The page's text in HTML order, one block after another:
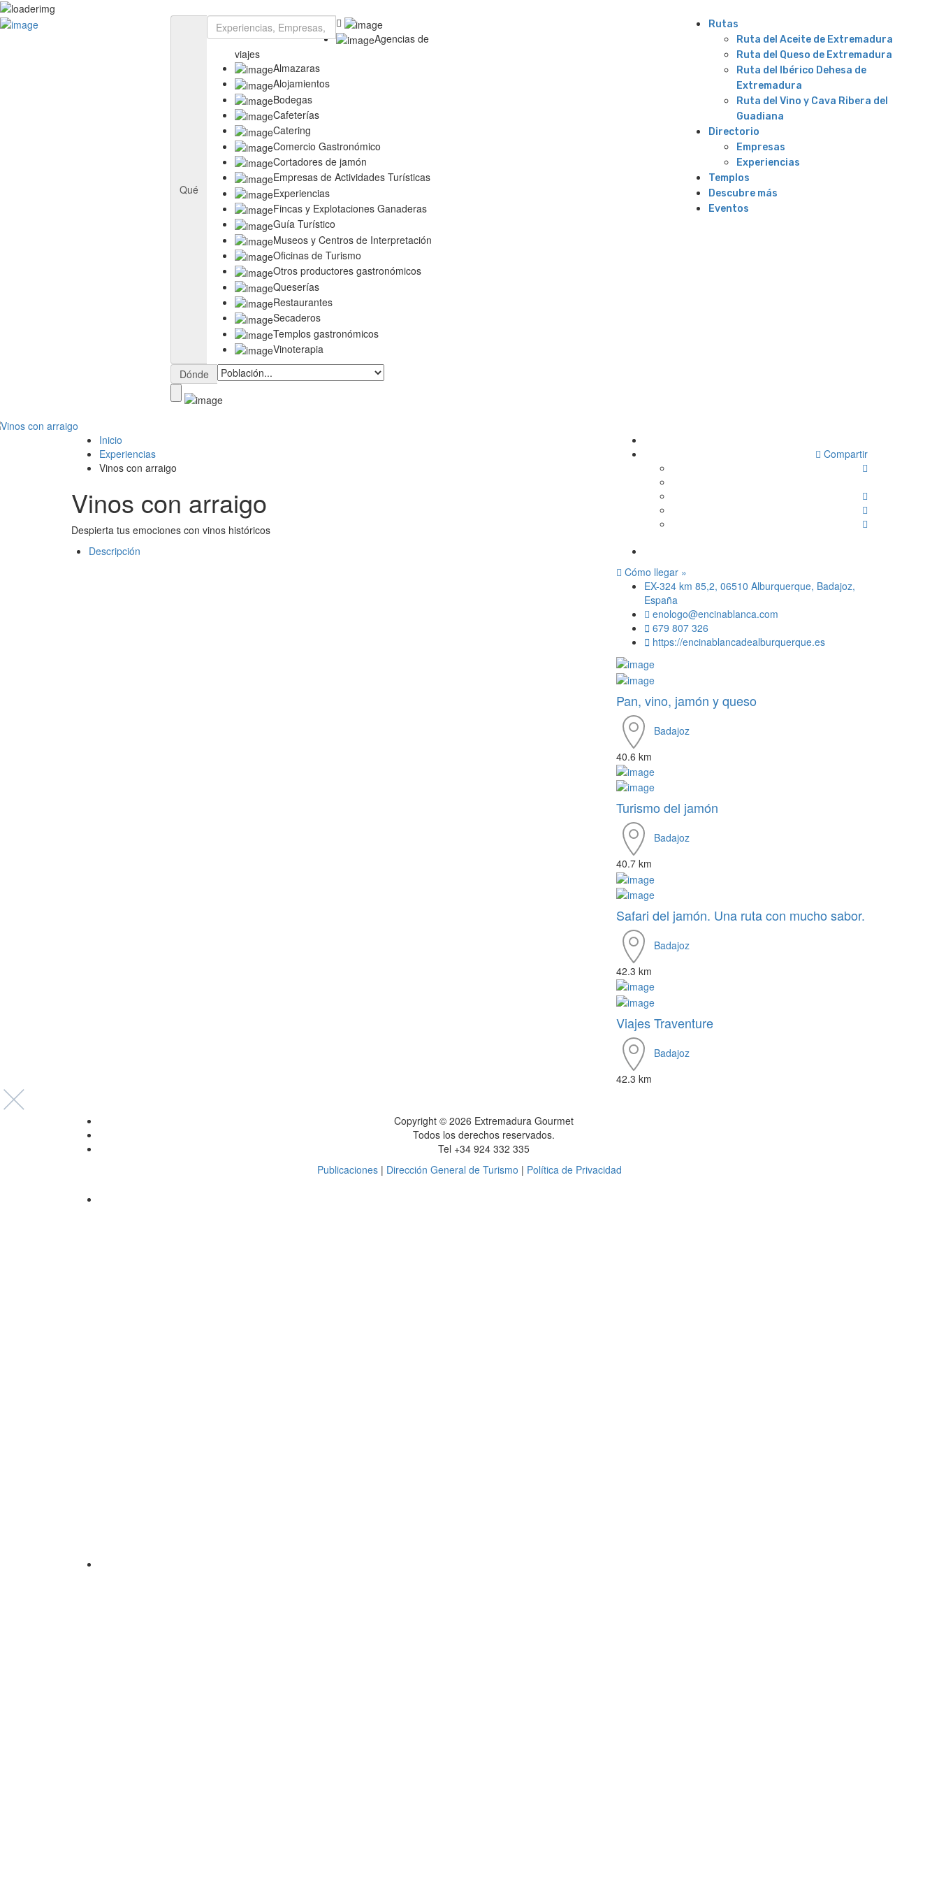
Rutas
Ruta del Aceite de Extremadura
Ruta del Ibérico Dehesa de Extremadura
Ruta del Vino y Cava Ribera del Guadiana
Qué
Agencias de
viajes
Almazaras
Alojamientos
Bodegas
Cafeterías
Catering
Comercio Gastronómico
Cortadores de jamón
Empresas de Actividades Turísticas
Experiencias
Fincas y Explotaciones Ganaderas
Guía Turístico
Museos y Centros de Interpretación
Oficinas de Turismo
Otros productores gastronómicos
Queserías
Restaurantes
Secaderos
Templos gastronómicos
Vinoterapia
Dónde
Rutas
Ruta del Aceite de Extremadura
Ruta del Queso de Extremadura
Ruta del Ibérico Dehesa de
Extremadura
Ruta del Vino y Cava Ribera del
Guadiana
Directorio
Empresas
Experiencias
Templos
Descubre más
Eventos
Inicio
Experiencias
Vinos con arraigo
Vinos con arraigo
Despierta tus emociones con vinos históricos
Compartir
Descripción
Cómo llegar »
EX-324 km 85,2, 06510 Alburquerque, Badajoz,
España
enologo@encinablanca.com
679 807 326
https://encinablancadealburquerque.es
Pan, vino, jamón y queso
Badajoz
40.6 km
Turismo del jamón
Badajoz
40.7 km
Safari del jamón. Una ruta con mucho sabor.
Badajoz
42.3 km
Viajes Traventure
Badajoz
42.3 km
Copyright © 2026 Extremadura Gourmet
Todos los derechos reservados.
Tel +34 924 332 335
Publicaciones | Dirección General de Turismo | Política de Privacidad